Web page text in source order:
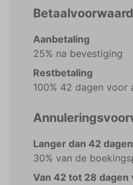
Aanbetaling
25% na bevestiging
Restbetaling
100% 42 dagen voor
Langer dan 42
30% van de
Van 42 tot 28 dagen